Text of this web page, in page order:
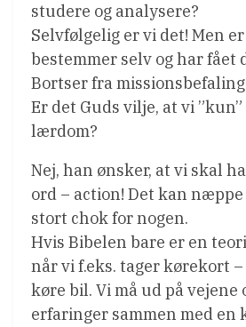
studere og analysere?
Selvfølgelig er vi det! Men
bestemmer selv og har fået
Bortser fra
Er det Guds vilje, at vi
lærdom?
Nej, han ønsker, at vi skal
ord – action! Det kan næppe
stort chok for nogen.
Hvis Bibelen bare er en
når vi f.eks. tager kørekort
køre bil. Vi må ud på vejene
erfaringer sammen med en